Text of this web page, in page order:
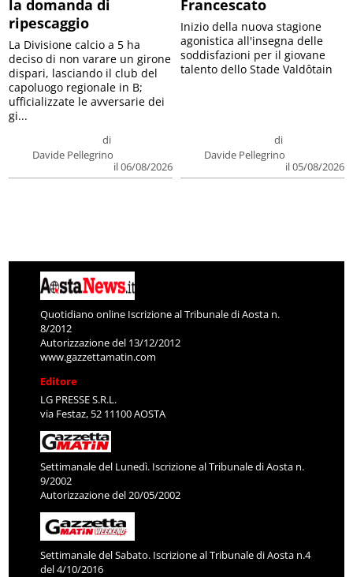
la domanda di
ripescaggio
di
Davide Pellegrino
il 06/08/2026
La Divisione calcio a 5 ha
deciso di non varare un girone
dispari, lasciando il club del
capoluogo regionale in B;
ufficializzate le avversarie dei
gi...
Francescato
di
Davide Pellegrino
il 05/08/2026
Inizio della nuova stagione
agonistica all'insegna delle
soddisfazioni per il giovane
talento dello Stade Valdôtain
Quotidiano online Iscrizione al Tribunale di Aosta n.
8/2012
Autorizzazione del 13/12/2012
www.gazzettamatin.com
Editore
LG PRESSE S.R.L.
via Festaz, 52 11100 AOSTA
Settimanale del Lunedì. Iscrizione al Tribunale di Aosta n.
9/2002
Autorizzazione del 20/05/2002
Settimanale del Sabato. Iscrizione al Tribunale di Aosta n.4
del 4/10/2016